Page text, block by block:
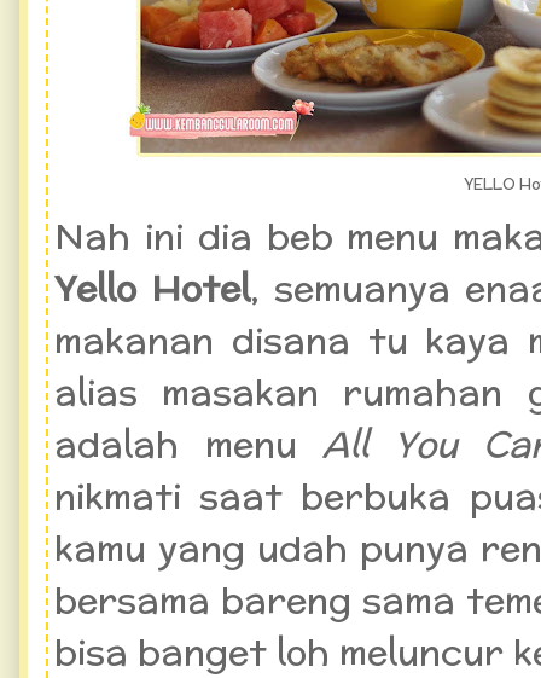
YELLO
Nah ini dia beb menu
Yello Hotel, semuanya
makanan disana tu kaya
alias masakan
adalah menuAll You
nikmati saat berbuka
kamu yang udah punya
bersama bareng sama
bisa banget loh meluncur